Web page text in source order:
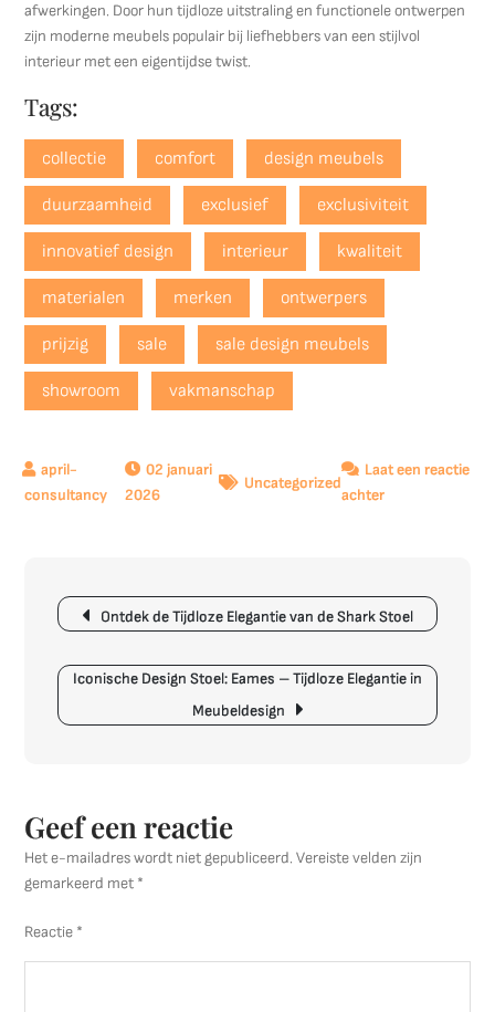
afwerkingen. Door hun tijdloze uitstraling en functionele ontwerpen
zijn moderne meubels populair bij liefhebbers van een stijlvol
interieur met een eigentijdse twist.
Tags:
collectie comfort design meubels
duurzaamheid exclusief exclusiviteit
innovatief design interieur kwaliteit
materialen merken ontwerpers
prijzig sale sale design meubels
showroom vakmanschap
02 januari
2026
Uncategorized
Laat een reactie
achterop
Design
Meubels
de
Berichtnavigatie
Ontdek de Tijdloze Elegantie van de Shark Stoel
Iconische Design Stoel: Eames – Tijdloze Elegantie in
Meubeldesign
Geef een reactie
Het e-mailadres wordt niet gepubliceerd. Vereiste velden zijn
gemarkeerd met *
Reactie *